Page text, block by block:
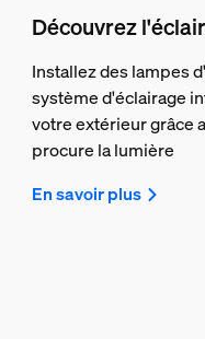
Découvrez
Installez des lampes
système d'éclairage
votre extérieur grâce
procure la lumière
En savoir plus